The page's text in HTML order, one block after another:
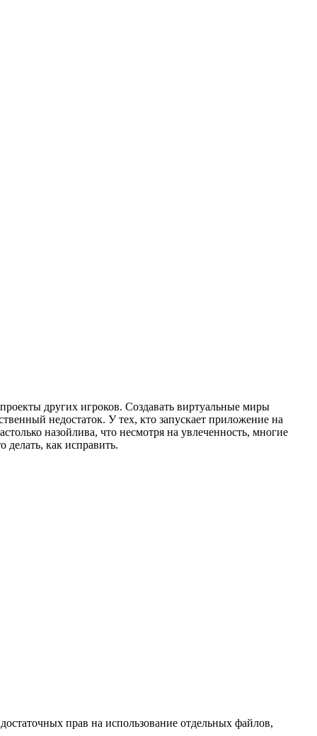
других игроков. Создавать виртуальные миры
недостаток. У тех, кто запускает приложение на
назойлива, что несмотря на увлеченность, многие
как исправить.
прав на использование отдельных файлов,